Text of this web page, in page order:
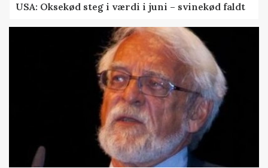
USA: Oksekød steg i værdi i juni – svinekød faldt